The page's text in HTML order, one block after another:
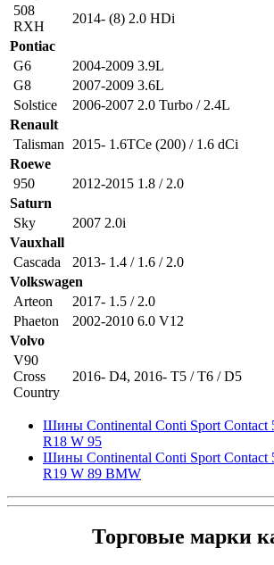
508
RXH
2014- (8) 2.0 HDi
Pontiac
G6
2004-2009 3.9L
G8
2007-2009 3.6L
Solstice
2006-2007 2.0 Turbo / 2.4L
Renault
Talisman
2015- 1.6TCe (200) / 1.6 dCi
Roewe
950
2012-2015 1.8 / 2.0
Saturn
Sky
2007 2.0i
Vauxhall
Cascada
2013- 1.4 / 1.6 / 2.0
Volkswagen
Arteon
2017- 1.5 / 2.0
Phaeton
2002-2010 6.0 V12
Volvo
V90
Cross
Country
2016- D4, 2016- T5 / T6 / D5
Шины Continental Conti Sport Contact
R18 W 95
Шины Continental Conti Sport Contact
R19 W 89 BMW
Торговые марки